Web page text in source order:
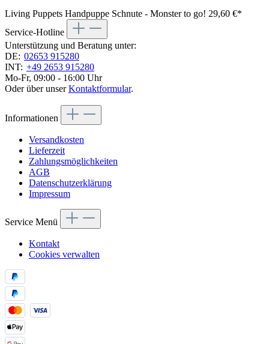
Living Puppets Handpuppe Schnute - Monster to go! 29,60 €*
Service-Hotline
Unterstützung und Beratung unter:
DE: 02653 915280
INT: +49 2653 915280
Mo-Fr, 09:00 - 16:00 Uhr
Oder über unserKontaktformular.
Informationen
Versandkosten
Lieferzeit
Zahlungsmöglichkeiten
AGB
Datenschutzerklärung
Impressum
Service Menü
Kontakt
Cookies verwalten